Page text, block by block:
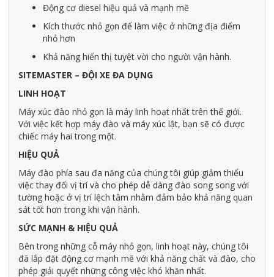
Động cơ diesel hiệu quả và mạnh mẽ
Kích thước nhỏ gọn để làm việc ở những địa điểm
nhỏ hơn
Khả năng hiển thị tuyệt vời cho người vận hành.
SITEMASTER – ĐỘI XE ĐA DỤNG
LINH HOẠT
Máy xúc đào nhỏ gọn là máy linh hoạt nhất trên thế giới.
Với việc kết hợp máy đào và máy xúc lật, bạn sẽ có được
chiếc máy hai trong một.
HIỆU QUẢ
Máy đào phía sau đa năng của chúng tôi giúp giảm thiểu
việc thay đổi vị trí và cho phép dễ dàng đào song song với
tường hoặc ở vị trí lệch tâm nhằm đảm bảo khả năng quan
sát tốt hơn trong khi vận hành.
SỨC MẠNH & HIỆU QUẢ
Bên trong những cỗ máy nhỏ gọn, linh hoạt này, chúng tôi
đã lắp đặt động cơ mạnh mẽ với khả năng chất và đào, cho
phép giải quyết những công việc khó khăn nhất.